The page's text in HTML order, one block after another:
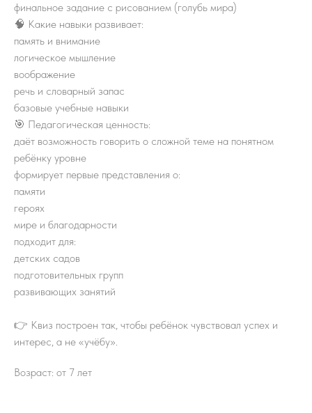
финальное задание с рисованием (голубь мира)
🧠 Какие навыки развивает:
память и внимание
логическое мышление
воображение
речь и словарный запас
базовые учебные навыки
🎯 Педагогическая ценность:
даёт возможность говорить о сложной теме на понятном
ребёнку уровне
формирует первые представления о:
памяти
героях
мире и благодарности
подходит для:
детских садов
подготовительных групп
развивающих занятий
👉 Квиз построен так, чтобы ребёнок чувствовал успех и
интерес, а не «учёбу».
Возраст: от 7 лет